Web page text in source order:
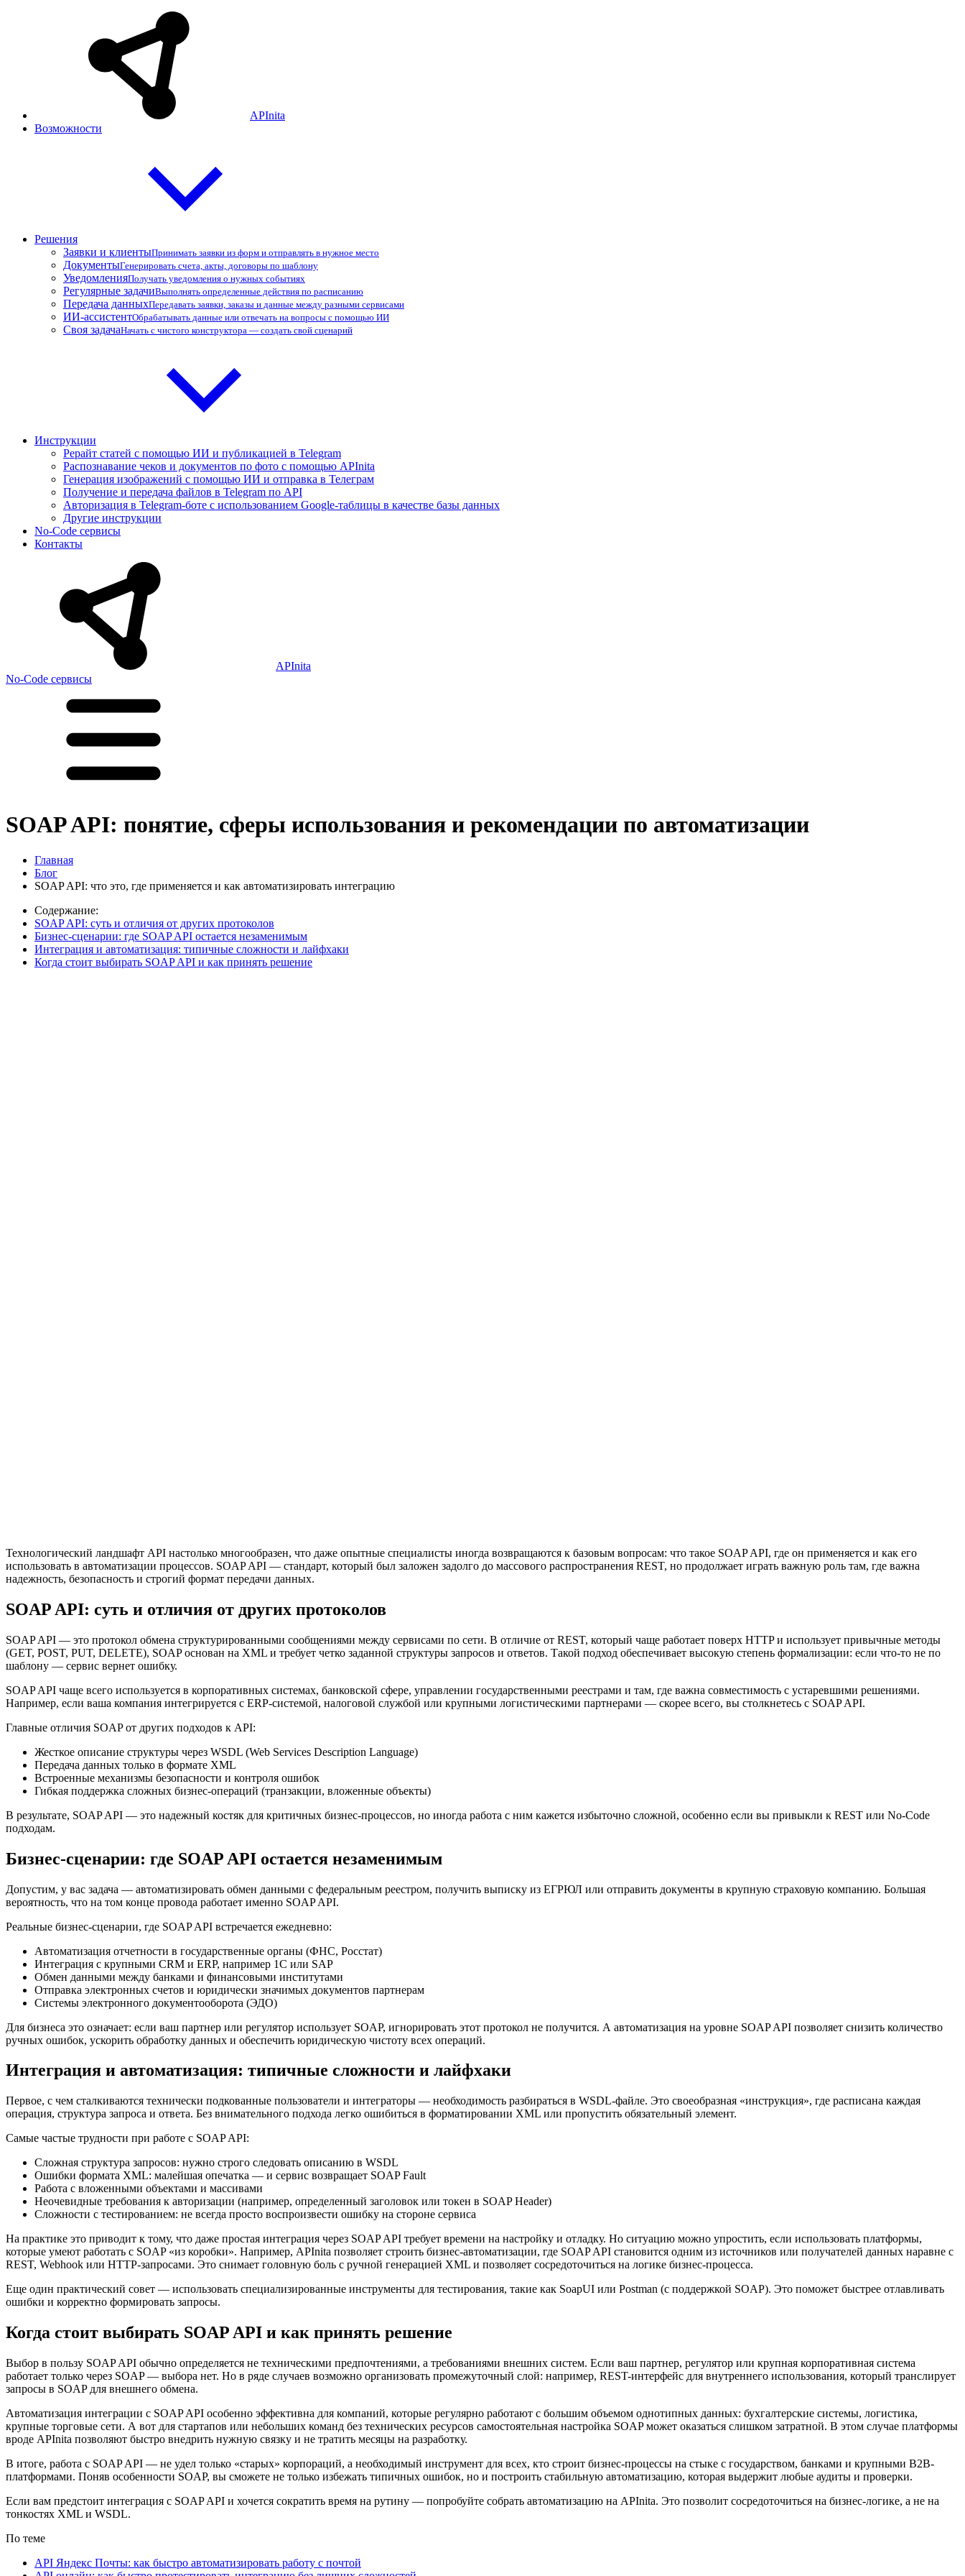
APInita
Возможности
Решения
Заявки и клиентыПринимать заявки из форм и отправлять в нужное место
ДокументыГенерировать счета, акты, договоры по шаблону
УведомленияПолучать уведомления о нужных событиях
Регулярные задачиВыполнять определенные действия по расписанию
Передача данныхПередавать заявки, заказы и данные между разными сервисами
ИИ-ассистентОбрабатывать данные или отвечать на вопросы с помощью ИИ
Своя задачаНачать с чистого конструктора — создать свой сценарий
Инструкции
Рерайт статей с помощью ИИ и публикацией в Telegram
Распознавание чеков и документов по фото с помощью APInita
Генерация изображений с помощью ИИ и отправка в Телеграм
Получение и передача файлов в Telegram по API
Авторизация в Telegram-боте с использованием Google-таблицы в качестве базы данных
Другие инструкции
No-Code сервисы
Контакты
APInita
No-Code сервисы
SOAP API: понятие, сферы использования и рекомендации по автоматизации
Главная
Блог
SOAP API: что это, где применяется и как автоматизировать интеграцию
Содержание:
SOAP API: суть и отличия от других протоколов
Бизнес-сценарии: где SOAP API остается незаменимым
Интеграция и автоматизация: типичные сложности и лайфхаки
Когда стоит выбирать SOAP API и как принять решение
Технологический ландшафт API настолько многообразен, что даже опытные специалисты иногда возвращаются к базовым вопросам: что такое SOAP API, где он применяется и как его
использовать в автоматизации процессов. SOAP API — стандарт, который был заложен задолго до массового распространения REST, но продолжает играть важную роль там, где важна
надежность, безопасность и строгий формат передачи данных.
SOAP API: суть и отличия от других протоколов
SOAP API — это протокол обмена структурированными сообщениями между сервисами по сети. В отличие от REST, который чаще работает поверх HTTP и использует привычные методы
(GET, POST, PUT, DELETE), SOAP основан на XML и требует четко заданной структуры запросов и ответов. Такой подход обеспечивает высокую степень формализации: если что-то не по
шаблону — сервис вернет ошибку.
SOAP API чаще всего используется в корпоративных системах, банковской сфере, управлении государственными реестрами и там, где важна совместимость с устаревшими решениями.
Например, если ваша компания интегрируется с ERP-системой, налоговой службой или крупными логистическими партнерами — скорее всего, вы столкнетесь с SOAP API.
Главные отличия SOAP от других подходов к API:
Жесткое описание структуры через WSDL (Web Services Description Language)
Передача данных только в формате XML
Встроенные механизмы безопасности и контроля ошибок
Гибкая поддержка сложных бизнес-операций (транзакции, вложенные объекты)
В результате, SOAP API — это надежный костяк для критичных бизнес-процессов, но иногда работа с ним кажется избыточно сложной, особенно если вы привыкли к REST или No-Code
подходам.
Бизнес-сценарии: где SOAP API остается незаменимым
Допустим, у вас задача — автоматизировать обмен данными с федеральным реестром, получить выписку из ЕГРЮЛ или отправить документы в крупную страховую компанию. Большая
вероятность, что на том конце провода работает именно SOAP API.
Реальные бизнес-сценарии, где SOAP API встречается ежедневно:
Автоматизация отчетности в государственные органы (ФНС, Росстат)
Интеграция с крупными CRM и ERP, например 1С или SAP
Обмен данными между банками и финансовыми институтами
Отправка электронных счетов и юридически значимых документов партнерам
Системы электронного документооборота (ЭДО)
Для бизнеса это означает: если ваш партнер или регулятор использует SOAP, игнорировать этот протокол не получится. А автоматизация на уровне SOAP API позволяет снизить количество
ручных ошибок, ускорить обработку данных и обеспечить юридическую чистоту всех операций.
Интеграция и автоматизация: типичные сложности и лайфхаки
Первое, с чем сталкиваются технически подкованные пользователи и интеграторы — необходимость разбираться в WSDL-файле. Это своеобразная «инструкция», где расписана каждая
операция, структура запроса и ответа. Без внимательного подхода легко ошибиться в форматировании XML или пропустить обязательный элемент.
Самые частые трудности при работе с SOAP API:
Сложная структура запросов: нужно строго следовать описанию в WSDL
Ошибки формата XML: малейшая опечатка — и сервис возвращает SOAP Fault
Работа с вложенными объектами и массивами
Неочевидные требования к авторизации (например, определенный заголовок или токен в SOAP Header)
Сложности с тестированием: не всегда просто воспроизвести ошибку на стороне сервиса
На практике это приводит к тому, что даже простая интеграция через SOAP API требует времени на настройку и отладку. Но ситуацию можно упростить, если использовать платформы,
которые умеют работать с SOAP «из коробки». Например, APInita позволяет строить бизнес-автоматизации, где SOAP API становится одним из источников или получателей данных наравне с
REST, Webhook или HTTP-запросами. Это снимает головную боль с ручной генерацией XML и позволяет сосредоточиться на логике бизнес-процесса.
Еще один практический совет — использовать специализированные инструменты для тестирования, такие как SoapUI или Postman (с поддержкой SOAP). Это поможет быстрее отлавливать
ошибки и корректно формировать запросы.
Когда стоит выбирать SOAP API и как принять решение
Выбор в пользу SOAP API обычно определяется не техническими предпочтениями, а требованиями внешних систем. Если ваш партнер, регулятор или крупная корпоративная система
работает только через SOAP — выбора нет. Но в ряде случаев возможно организовать промежуточный слой: например, REST-интерфейс для внутреннего использования, который транслирует
запросы в SOAP для внешнего обмена.
Автоматизация интеграции с SOAP API особенно эффективна для компаний, которые регулярно работают с большим объемом однотипных данных: бухгалтерские системы, логистика,
крупные торговые сети. А вот для стартапов или небольших команд без технических ресурсов самостоятельная настройка SOAP может оказаться слишком затратной. В этом случае платформы
вроде APInita позволяют быстро внедрить нужную связку и не тратить месяцы на разработку.
В итоге, работа с SOAP API — не удел только «старых» корпораций, а необходимый инструмент для всех, кто строит бизнес-процессы на стыке с государством, банками и крупными B2B-
платформами. Поняв особенности SOAP, вы сможете не только избежать типичных ошибок, но и построить стабильную автоматизацию, которая выдержит любые аудиты и проверки.
Если вам предстоит интеграция с SOAP API и хочется сократить время на рутину — попробуйте собрать автоматизацию на APInita. Это позволит сосредоточиться на бизнес-логике, а не на
тонкостях XML и WSDL.
По теме
API Яндекс Почты: как быстро автоматизировать работу с почтой